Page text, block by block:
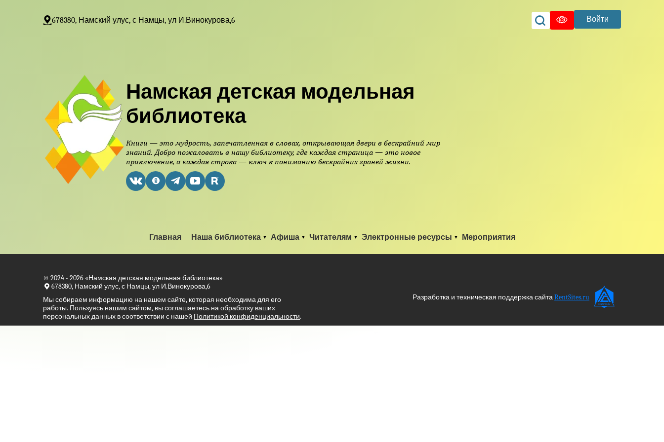
678380, Намский улус, с Намцы, ул И.Винокурова,6 Войти
Намская детская модельная
библиотека
Книги — это мудрость, запечатленная в словах, открывающая двери в бескрайний мир
знаний. Добро пожаловать в нашу библиотеку, где каждая страница — это новое
приключение, а каждая строка — ключ к пониманию бескрайних граней жизни.
Главная Наша библиотека Афиша Читателям Электронные ресурсы Мероприятия
© 2024 - 2026 «Намская детская модельная библиотека»
678380, Намский улус, с Намцы, ул И.Винокурова,6
Мы собираем информацию на нашем сайте, которая необходима для его
работы. Пользуясь нашим сайтом, вы соглашаетесь на обработку ваших
персональных данных в соответствии с нашей Политикой конфиденциальности.
Разработка и техническая поддержка сайтаRentSites.ru